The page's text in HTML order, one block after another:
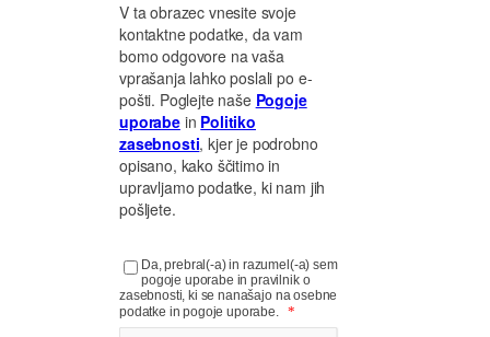
V ta obrazec vnesite svoje
kontaktne podatke, da vam
bomo odgovore na vaša
vprašanja lahko poslali po e-
pošti. Poglejte naše Pogoje
uporabein Politiko
zasebnosti, kjer je podrobno
opisano, kako ščitimo in
upravljamo podatke, ki nam jih
pošljete.
Da, prebral(-a) in razumel(-a) sem
pogoje uporabe in pravilnik o
zasebnosti, ki se nanašajo na osebne
podatke in pogoje uporabe. *